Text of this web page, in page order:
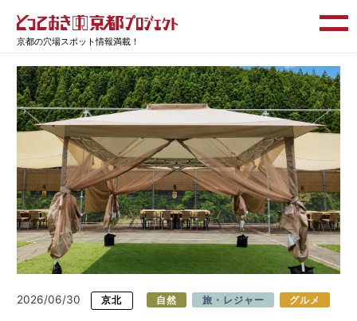
京都の穴場スポット情報満載！
2026/06/30 京北 自然 旅・レジャー グルメ